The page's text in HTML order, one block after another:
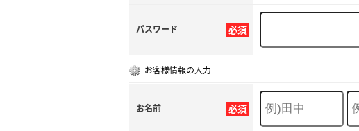
必須
パスワード
お客様情報の入力
必須
お名前